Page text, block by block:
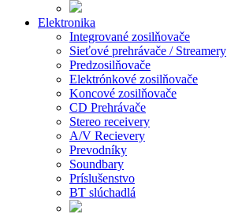
Elektronika
Integrované zosilňovače
Sieťové prehrávače / Streamery
Predzosilňovače
Elektrónkové zosilňovače
Koncové zosilňovače
CD Prehrávače
Stereo receivery
A/V Recievery
Prevodníky
Soundbary
Príslušenstvo
BT slúchadlá